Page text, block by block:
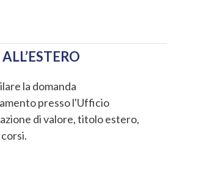
la domanda
presso l'Ufficio
di valore, titolo estero,